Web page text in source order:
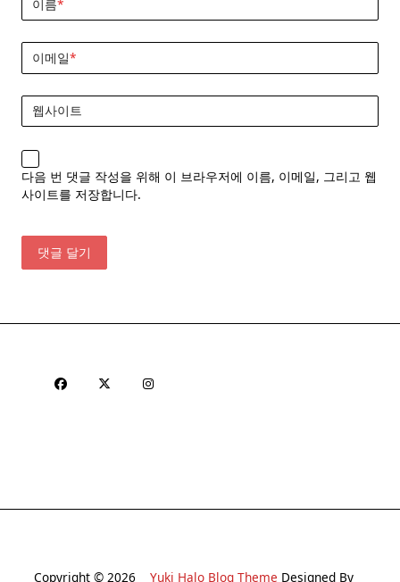
이름*
이메일*
웹사이트
다음 번 댓글 작성을 위해 이 브라우저에 이름, 이메일, 그리고 웹
사이트를 저장합니다.
Copyright © 2026 Yuki Halo Blog Theme Designed By